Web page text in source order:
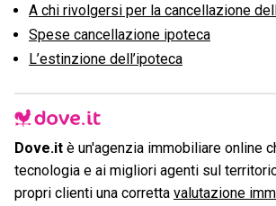
A chi rivolgersi per la cancellazione
Spese cancellazione ipoteca
L’estinzione dell’ipoteca
Dove.it è un'agenzia immobiliare online
tecnologia e ai migliori agenti sul
propri clienti una corretta valutazione